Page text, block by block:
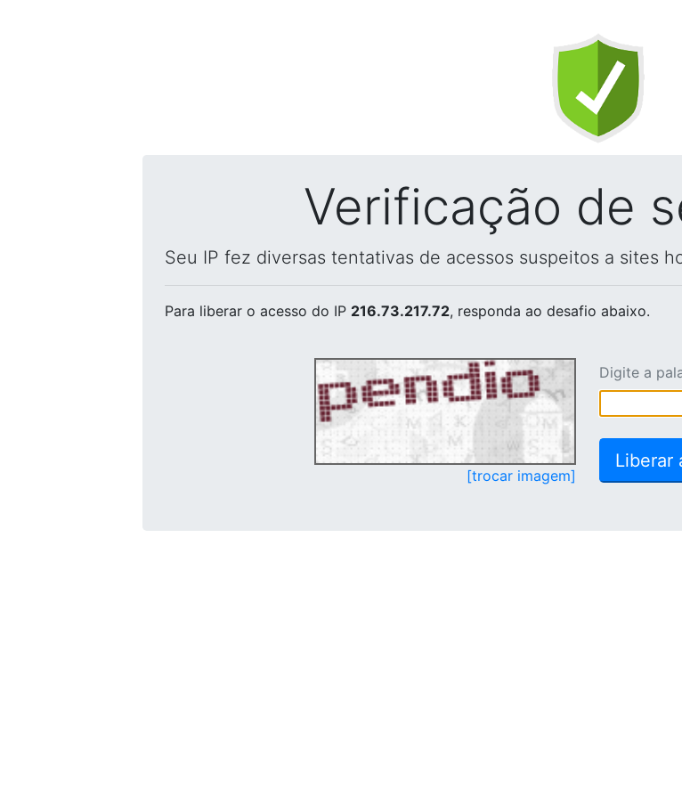
Verificação de
Seu IP fez diversas tentativas de acessos suspeitos a sites
Para liberar o acesso do IP 216.73.217.72, responda ao desafio abaixo.
[trocar imagem]
Digite a